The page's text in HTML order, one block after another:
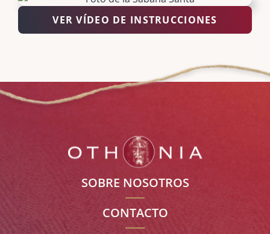
VER VÍDEO DE INSTRUCCIONES
SOBRE NOSOTROS
CONTACTO